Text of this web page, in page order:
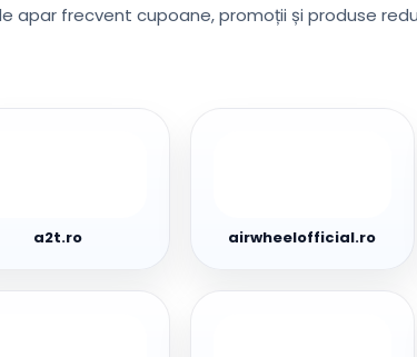
apar frecvent cupoane, promoții și produse
a2t.ro airwheelofficial.ro